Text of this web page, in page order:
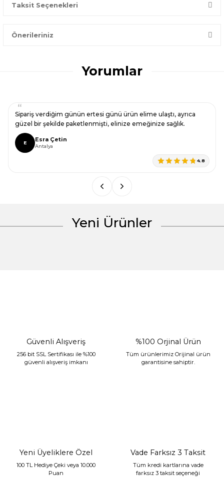
Bir dakikanızı ayırın, yorumunuzla başkalarının doğru seçim
Taksit Seçenekleri
Önerileriniz
konularda yetersiz gördüğünüz noktaları öneri formunu
kullanarak tarafımıza iletebilirsiniz.
Ürün resmi kalitesiz, bozuk veya görüntülenemiyor.
Ürün açıklamasında eksik bilgiler bulunuyor.
Ürün bilgilerinde hatalar bulunuyor.
Ürün fiyatı diğer sitelerden daha pahalı.
Yorumlar
Sipariş verdiğim günün ertesi günü ürün elime ulaştı, ayrıca
güzel bir şekilde paketlenmişti, elinize emeğinize sağlık.
E Esra Çetin
Antalya
4.8
Yeni Ürünler
Güvenli Alışveriş
256 bit SSL Sertifikası ile %100
güvenli alışveriş imkanı
%100 Orjinal Ürün
Tüm ürünlerimiz Orijinal ürün
garantisine sahiptir.
Yeni Üyeliklere Özel
100 TL Hediye Çeki veya 10.000
Puan
Vade Farksız 3 Taksit
Tüm kredi kartlarına vade
farksız 3 taksit seçeneği